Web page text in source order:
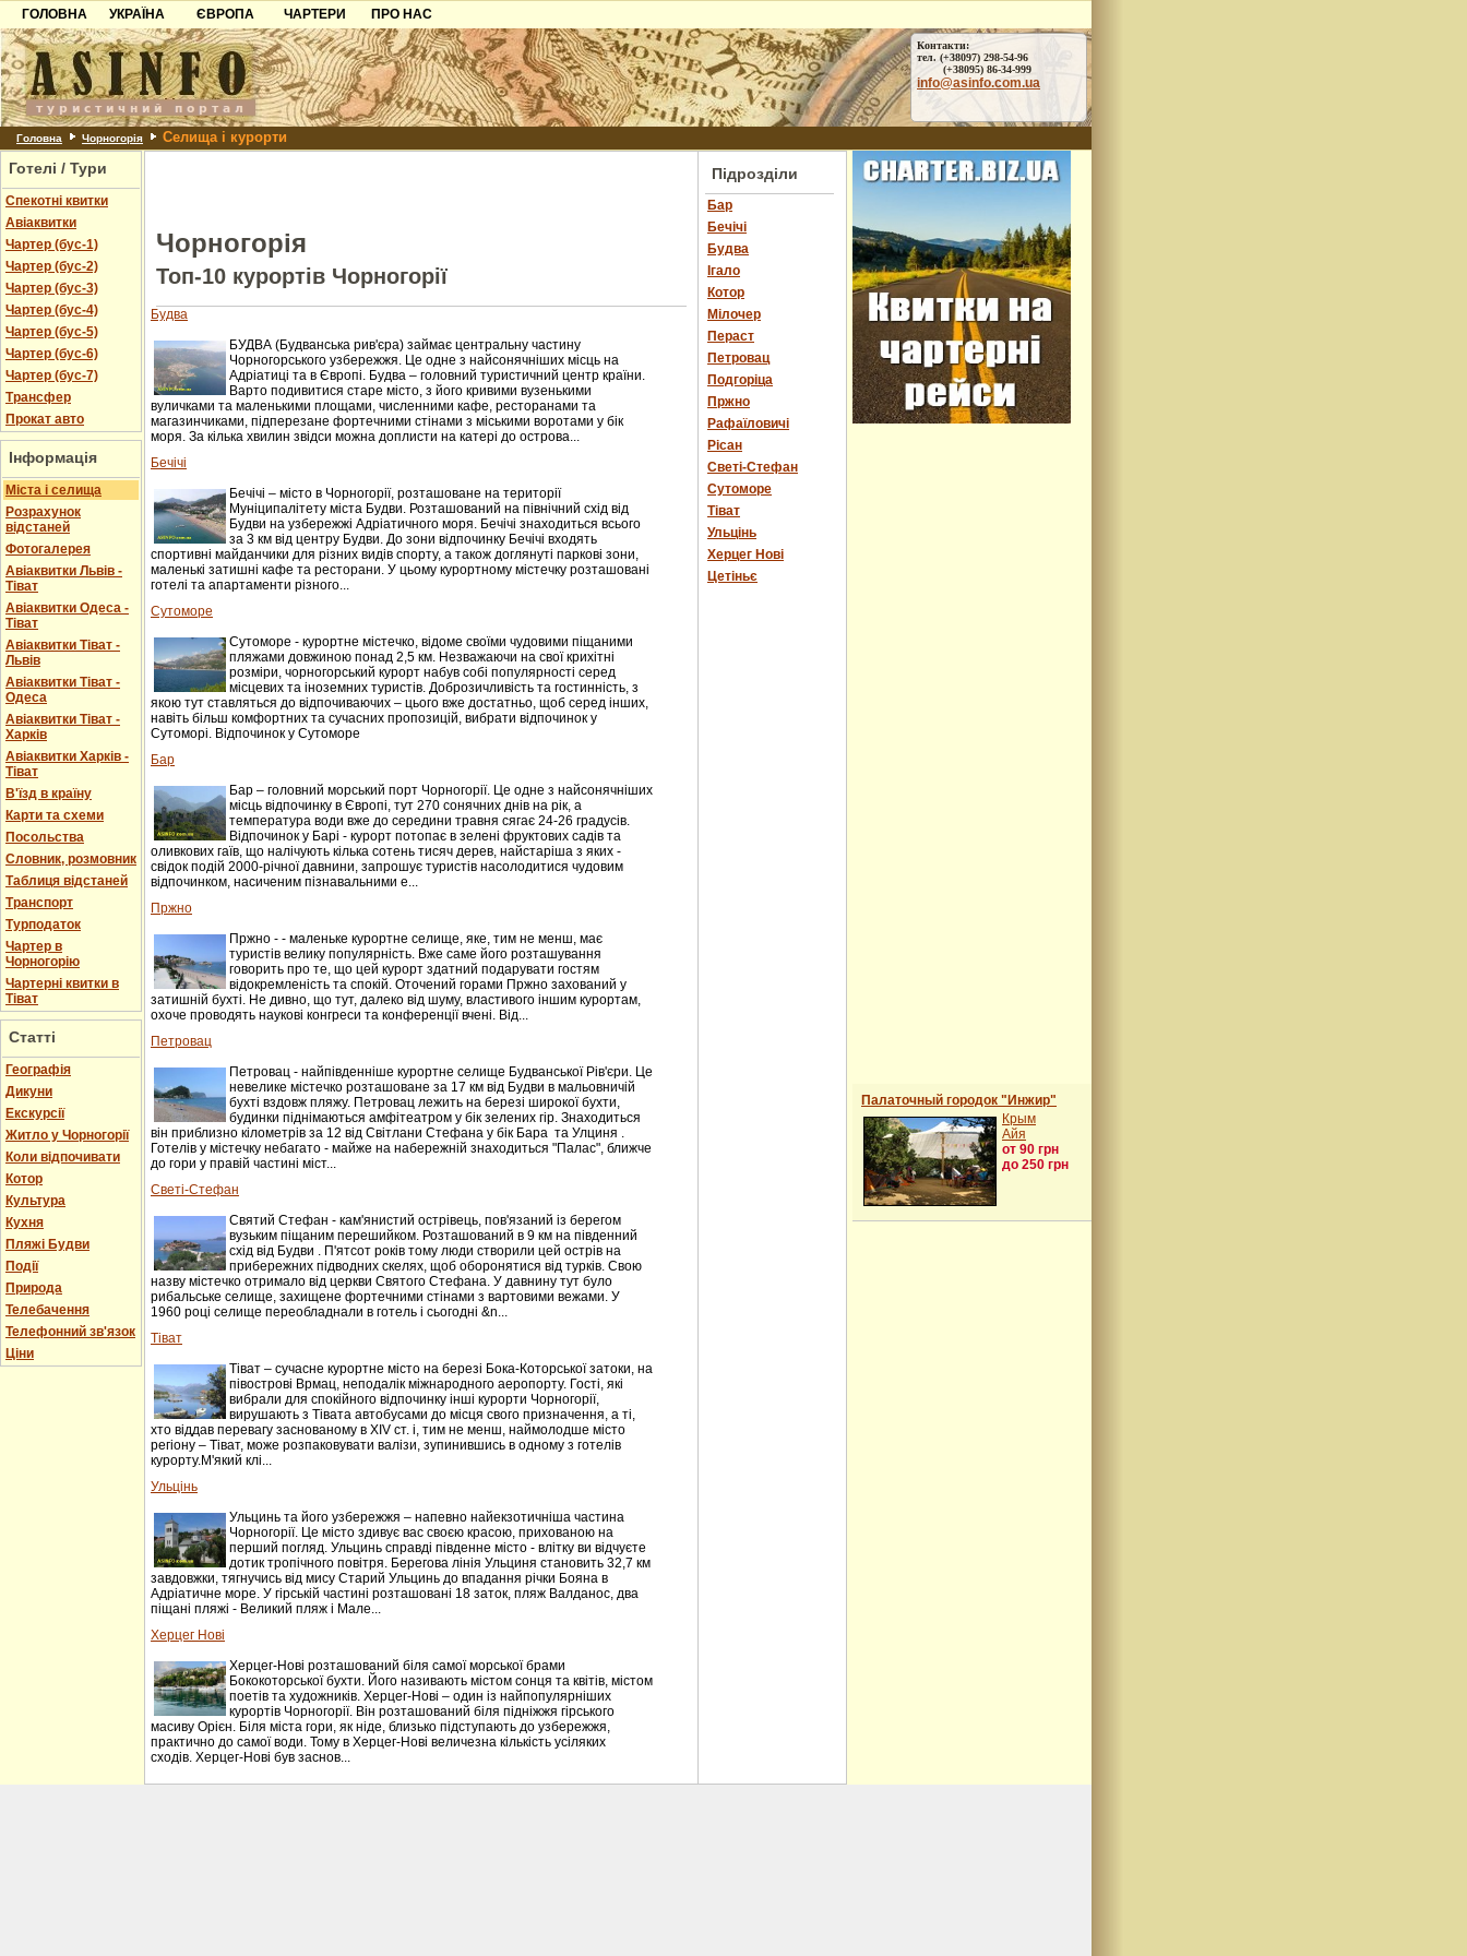
ГОЛОВНА
УКРАЇНА
Карпати
Азов
Причорноморря
Шацьк
ЄВРОПА
Чорногорія
Хорватія
Болгарія
Албанія
ЧАРТЕРИ
ПРО НАС
Контакти
Партнерам
Додати готель
Контакти:
тел. (+38097) 298-54-96
(+38095) 86-34-999
info@asinfo.com.ua
Головна Чорногорія Селища і курорти
Готелі / Тури
Спекотні квитки
Авіаквитки
Чартер (бус-1)
Чартер (бус-2)
Чартер (бус-3)
Чартер (бус-4)
Чартер (бус-5)
Чартер (бус-6)
Чартер (бус-7)
Трансфер
Прокат авто
Інформація
Міста і селища
Розрахунок
відстаней
Фотогалерея
Авіаквитки Львів -
Тіват
Авіаквитки Одеса -
Тіват
Авіаквитки Тіват -
Львів
Авіаквитки Тіват -
Одеса
Авіаквитки Тіват -
Харків
Авіаквитки Харків -
Тіват
В'їзд в країну
Карти та схеми
Посольства
Словник, розмовник
Таблиця відстаней
Транспорт
Турподаток
Чартер в
Чорногорію
Чартерні квитки в
Тіват
Статті
Географія
Дикуни
Екскурсії
Житло у Чорногорії
Коли відпочивати
Котор
Культура
Кухня
Пляжі Будви
Події
Природа
Телебачення
Телефонний зв'язок
Ціни
Чорногорія
Топ-10 курортів Чорногорії
Будва
БУДВА (Будванська рив'єра) займає центральну частину
Чорногорського узбережжя. Це одне з найсонячніших місць на
Адріатиці та в Європі. Будва – головний туристичний центр країни.
Варто подивитися старе місто, з його кривими вузенькими
вуличками та маленькими площами, численними кафе, ресторанами та
магазинчиками, підперезане фортечними стінами з міськими воротами у бік
моря. За кілька хвилин звідси можна доплисти на катері до острова...
Бечічі
Бечічі – місто в Чорногорії, розташоване на території
Муніципалітету міста Будви. Розташований на північний схід від
Будви на узбережжі Адріатичного моря. Бечічі знаходиться всього
за 3 км від центру Будви. До зони відпочинку Бечічі входять
спортивні майданчики для різних видів спорту, а також доглянуті паркові зони,
маленькі затишні кафе та ресторани. У цьому курортному містечку розташовані
готелі та апартаменти різного...
Сутоморе
Сутоморе - курортне містечко, відоме своїми чудовими піщаними
пляжами довжиною понад 2,5 км. Незважаючи на свої крихітні
розміри, чорногорський курорт набув собі популярності серед
місцевих та іноземних туристів. Доброзичливість та гостинність, з
якою тут ставляться до відпочиваючих – цього вже достатньо, щоб серед інших,
навіть більш комфортних та сучасних пропозицій, вибрати відпочинок у
Сутоморі. Відпочинок у Сутоморе
Бар
Бар – головний морський порт Чорногорії. Це одне з найсонячніших
місць відпочинку в Європі, тут 270 сонячних днів на рік, а
температура води вже до середини травня сягає 24-26 градусів.
Відпочинок у Барі - курорт потопає в зелені фруктових садів та
оливкових гаїв, що налічують кілька сотень тисяч дерев, найстаріша з яких -
свідок подій 2000-річної давнини, запрошує туристів насолодитися чудовим
відпочинком, насиченим пізнавальними е...
Пржно
Пржно - - маленьке курортне селище, яке, тим не менш, має
туристів велику популярність. Вже саме його розташування
говорить про те, що цей курорт здатний подарувати гостям
відокремленість та спокій. Оточений горами Пржно захований у
затишній бухті. Не дивно, що тут, далеко від шуму, властивого іншим курортам,
охоче проводять наукові конгреси та конференції вчені. Від...
Петровац
Петровац - найпівденніше курортне селище Будванської Рів'єри. Це
невелике містечко розташоване за 17 км від Будви в мальовничій
бухті вздовж пляжу. Петровац лежить на березі широкої бухти,
будинки піднімаються амфітеатром у бік зелених гір. Знаходиться
він приблизно кілометрів за 12 від Світлани Стефана у бік Бара та Улциня .
Готелів у містечку небагато - майже на набережній знаходиться "Палас", ближче
до гори у правій частині міст...
Светі-Стефан
Святий Стефан - кам'янистий острівець, пов'язаний із берегом
вузьким піщаним перешийком. Розташований в 9 км на південний
схід від Будви . П'ятсот років тому люди створили цей острів на
прибережних підводних скелях, щоб оборонятися від турків. Свою
назву містечко отримало від церкви Святого Стефана. У давнину тут було
рибальське селище, захищене фортечними стінами з вартовими вежами. У
1960 році селище переобладнали в готель і сьогодні &n...
Тіват
Тіват – сучасне курортне місто на березі Бока-Которської затоки, на
півострові Врмац, неподалік міжнародного аеропорту. Гості, які
вибрали для спокійного відпочинку інші курорти Чорногорії,
вирушають з Тівата автобусами до місця свого призначення, а ті,
хто віддав перевагу заснованому в XIV ст. і, тим не менш, наймолодше місто
регіону – Тіват, може розпаковувати валізи, зупинившись в одному з готелів
курорту.М'який клі...
Ульцінь
Ульцинь та його узбережжя – напевно найекзотичніша частина
Чорногорії. Це місто здивує вас своєю красою, прихованою на
перший погляд. Ульцинь справді південне місто - влітку ви відчуєте
дотик тропічного повітря. Берегова лінія Ульциня становить 32,7 км
завдовжки, тягнучись від мису Старий Ульцинь до впадання річки Бояна в
Адріатичне море. У гірській частині розташовані 18 заток, пляж Валданос, два
піщані пляжі - Великий пляж і Мале...
Херцег Нові
Херцег-Нові розташований біля самої морської брами
Бококоторської бухти. Його називають містом сонця та квітів, містом
поетів та художників. Херцег-Нові – один із найпопулярніших
курортів Чорногорії. Він розташований біля підніжжя гірського
масиву Орієн. Біля міста гори, як ніде, близько підступають до узбережжя,
практично до самої води. Тому в Херцег-Нові величезна кількість усіляких
сходів. Херцег-Нові був заснов...
Підрозділи
Бар
Бечічі
Будва
Ігало
Котор
Мілочер
Пераст
Петровац
Подгоріца
Пржно
Рафаїловичі
Рісан
Светі-Стефан
Сутоморе
Тіват
Ульцінь
Херцег Нові
Цетіньє
Палаточный городок "Инжир"
Крым
Айя
от 90 грн
до 250 грн